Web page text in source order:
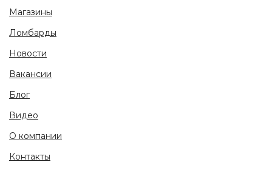
Магазины
Ломбарды
Новости
Вакансии
Блог
Видео
О компании
Контакты